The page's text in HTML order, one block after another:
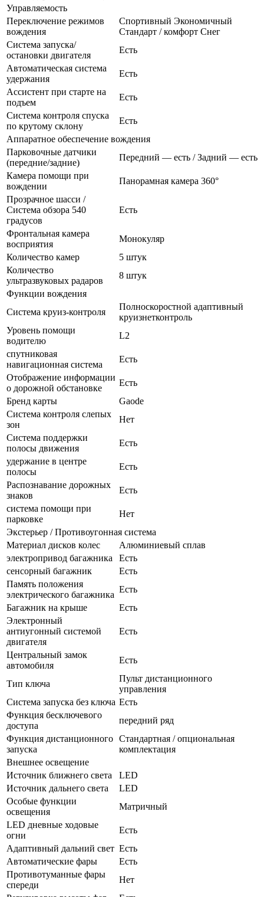
Управляемость
Переключение режимов
вождения
Спортивный Экономичный
Стандарт / комфорт Снег
Система запуска/
остановки двигателя
Есть
Автоматическая система
удержания
Есть
Ассистент при старте на
подъем
Есть
Система контроля спуска
по крутому склону
Есть
Аппаратное обеспечение вождения
Парковочные датчики
(передние/задние)
Передний — есть / Задний — есть
Камера помощи при
вождении
Панорамная камера 360°
Прозрачное шасси /
Система обзора 540
градусов
Есть
Фронтальная камера
восприятия
Монокуляр
Количество камер
5 штук
Количество
ультразвуковых радаров
8 штук
Функции вождения
Система круиз-контроля
Полноскоростной адаптивный
круизнетконтроль
Уровень помощи
водителю
L2
спутниковая
навигационная система
Есть
Отображение информации
о дорожной обстановке
Есть
Бренд карты
Gaode
Система контроля слепых
зон
Нет
Система поддержки
полосы движения
Есть
удержание в центре
полосы
Есть
Распознавание дорожных
знаков
Есть
система помощи при
парковке
Нет
Экстерьер / Противоугонная система
Материал дисков колес
Алюминиевый сплав
электропривод багажника
Есть
сенсорный багажник
Есть
Память положения
электрического багажника
Есть
Багажник на крыше
Есть
Электронный
антиугонный системой
двигателя
Есть
Центральный замок
автомобиля
Есть
Тип ключа
Пульт дистанционного
управления
Система запуска без ключа Есть
Функция бесключевого
доступа
передний ряд
Функция дистанционного
запуска
Стандартная / опциональная
комплектация
Внешнее освещение
Источник ближнего света
LED
Источник дальнего света
LED
Особые функции
освещения
Матричный
LED дневные ходовые
огни
Есть
Адаптивный дальний свет Есть
Автоматические фары
Есть
Противотуманные фары
спереди
Нет